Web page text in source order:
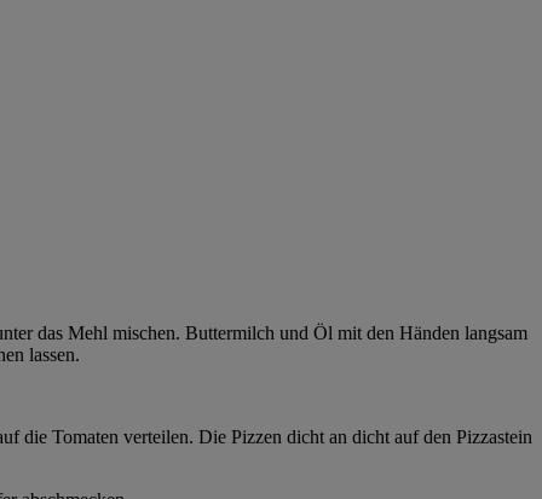
das Mehl mischen. Buttermilch und Öl mit den Händen langsam
lassen.
die Tomaten verteilen. Die Pizzen dicht an dicht auf den Pizzastein